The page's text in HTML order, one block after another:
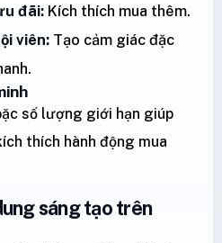
đãi: Kích thích mua thêm.
viên: Tạo cảm giác đặc
số lượng giới hạn giúp
thích hành động mua
sáng tạo trên